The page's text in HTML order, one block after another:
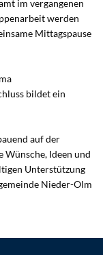
im vergangenen
werden
Mittagspause
bildet ein
auf der
Wünsche, Ideen und
Unterstützung
Nieder-Olm